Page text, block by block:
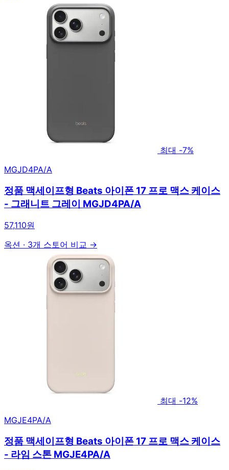
최대 -7%
MGJD4PA/A
정품 맥세이프형 Beats 아이폰 17 프로 맥스 케이스
- 그래니트 그레이 MGJD4PA/A
57,110원
옥션 · 3개 스토어 비교 →
최대 -12%
MGJE4PA/A
정품 맥세이프형 Beats 아이폰 17 프로 맥스 케이스
- 라임 스톤 MGJE4PA/A